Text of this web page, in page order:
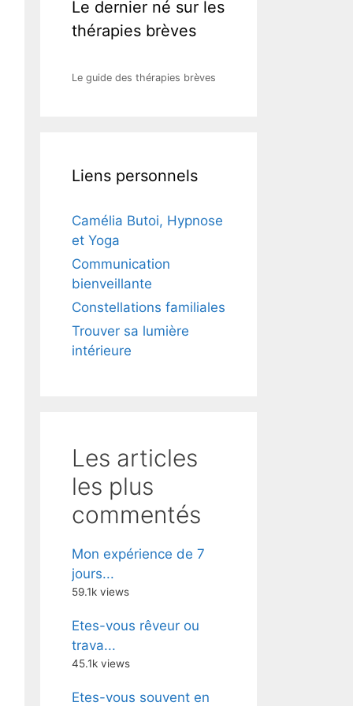
Le dernier né sur les
thérapies brèves
Le guide des thérapies brèves
Liens personnels
Camélia Butoi, Hypnose
et Yoga
Communication
bienveillante
Constellations familiales
Trouver sa lumière
intérieure
Les articles
les plus
commentés
Mon expérience de 7
jours...
59.1k views
Etes-vous rêveur ou
trava...
45.1k views
Etes-vous souvent en